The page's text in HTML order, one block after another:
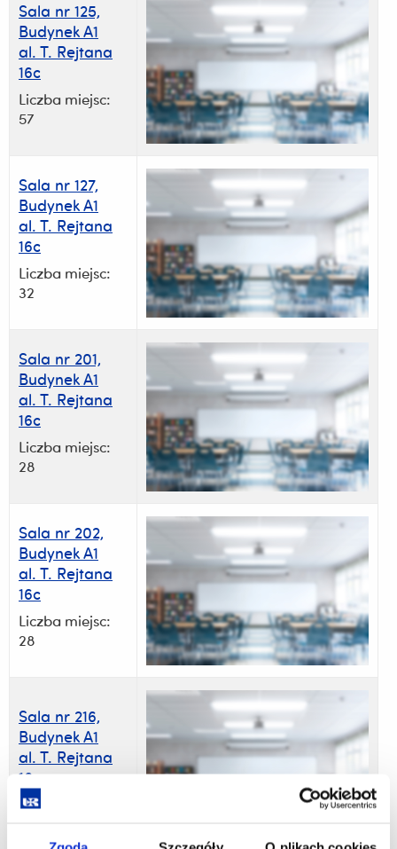
Sala nr 125,
Budynek A1
al. T. Rejtana
16c
Liczba miejsc:
57
Sala nr 127,
Budynek A1
al. T. Rejtana
16c
Liczba miejsc:
32
Sala nr 201,
Budynek A1
al. T. Rejtana
16c
Liczba miejsc:
28
Sala nr 202,
Budynek A1
al. T. Rejtana
16c
Liczba miejsc:
28
Sala nr 216,
Budynek A1
al. T. Rejtana
16c
Liczba miejsc: 19